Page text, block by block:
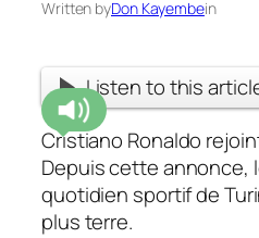
Written byDon Kayembein
Listen to this
Cristiano Ronaldo
Depuis cette annonce,
quotidien sportif de
plus terre.